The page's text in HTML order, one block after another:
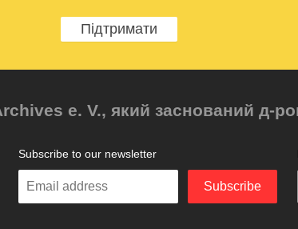
Підтримати
e. V., який заснований д-
Subscribe to our newsletter
Enter
Subscribe